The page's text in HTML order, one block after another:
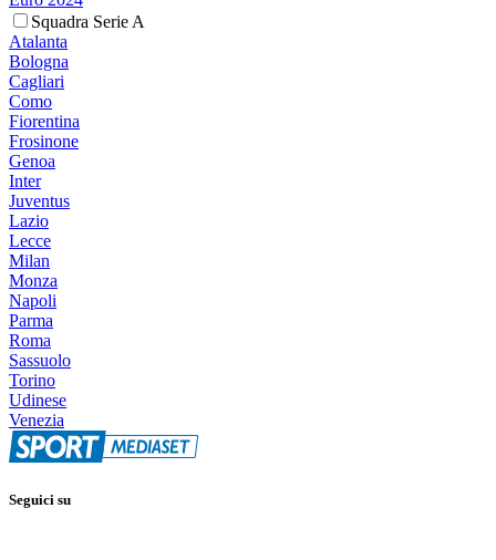
Squadra Serie A
Atalanta
Bologna
Cagliari
Como
Fiorentina
Frosinone
Genoa
Inter
Juventus
Lazio
Lecce
Milan
Monza
Napoli
Parma
Roma
Sassuolo
Torino
Udinese
Venezia
Seguici su